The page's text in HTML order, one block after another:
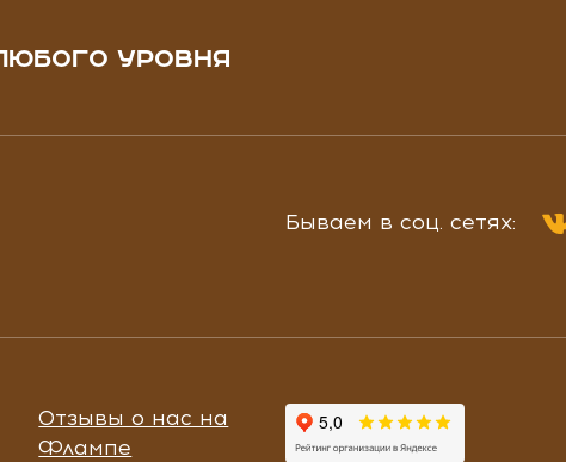
УРОВНЯ
Бываем в соц. сетях:
Отзывы о нас на
Флампе